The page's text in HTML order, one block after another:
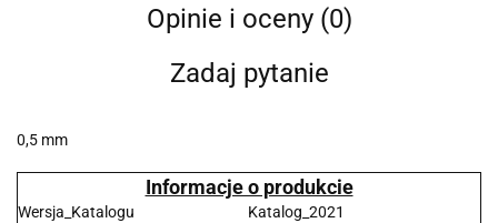
Opinie i oceny (0)
Zadaj pytanie
0,5 mm
Informacje o produkcie
Wersja_Katalogu
Katalog_2021